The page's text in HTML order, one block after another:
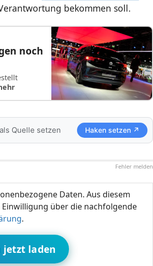
bekommen soll.
noch
Quelle setzen Haken setzen ↗
Fehler melden
Daten. Aus diesem
über die nachfolgende
.
laden